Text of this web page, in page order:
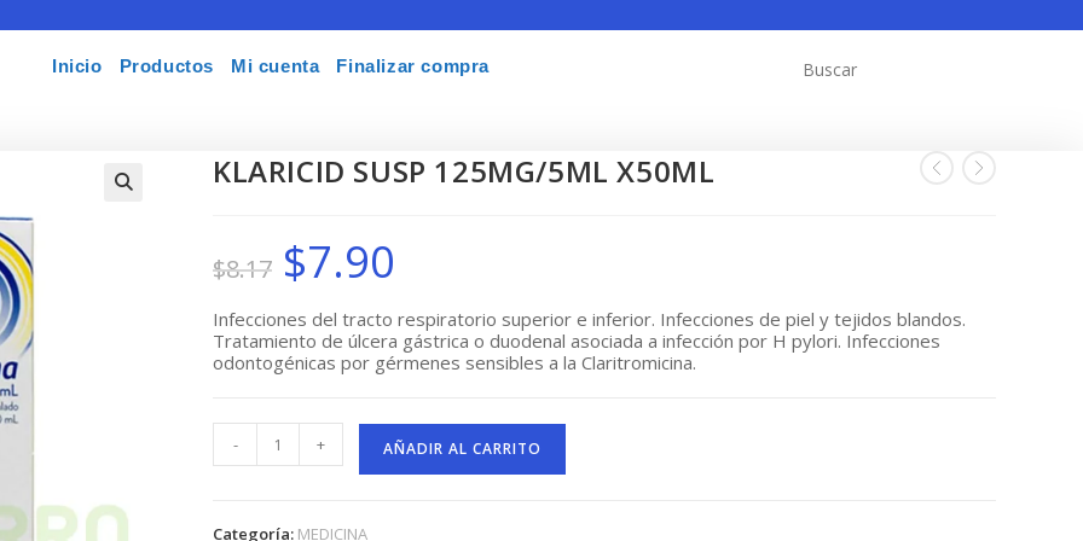
Inicio Productos Mi cuenta Finalizar compra
KLARICID SUSP 125MG/5ML X50ML
$8.17
El
precio
original
$8.17.
$7.90
$7.90.
Infecciones del tracto respiratorio superior e inferior. Infecciones de piel y tejidos blandos.
Tratamiento de úlcera gástrica o duodenal asociada a infección por H pylori. Infecciones
odontogénicas por gérmenes sensibles a la Claritromicina.
KLARICID
SUSP
125MG/5ML
- + AÑADIR AL CARRITO
Categoría: MEDICINA